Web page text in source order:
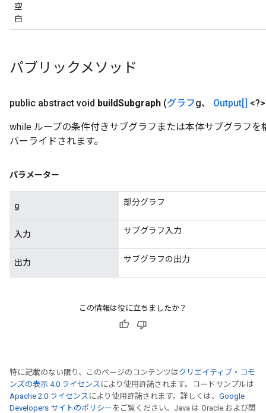
空
白
パブリックメソッド
public abstract void buildSubgraph (グラフg、 Output[]
while ループの条件付きサブグラフまたは本体サブグラフ
バーライドされます。
パラメーター
g 部分グラフ
入力 サブグラフ入力
出力 サブグラフの出力
この情報は役に立ちましたか？
特に記載のない限り、このページのコンテンツはクリエイティブ・コモ
ンズの表示 4.0 ライセンス により使用許諾されます。コードサンプルは
Apache 2.0 ライセンス により使用許諾されます。詳しくは、 Google
Developers サイトのポリシー をご覧ください。Java は Oracle および関